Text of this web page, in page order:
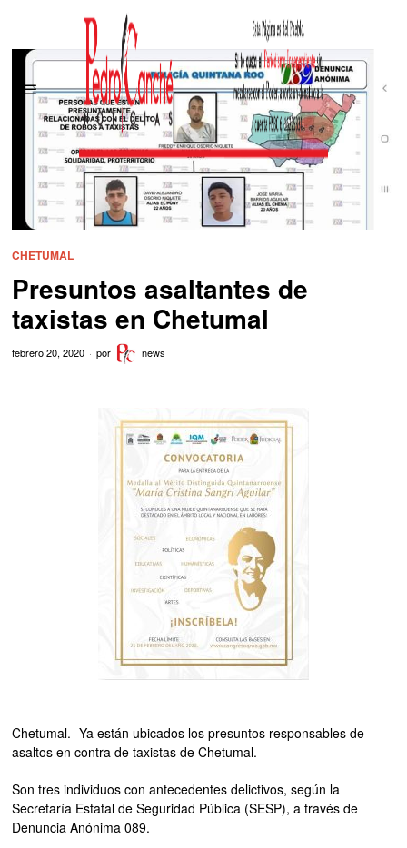
CHETUMAL
Presuntos asaltantes de
taxistas en Chetumal
febrero 20, 2020 por news
Chetumal.- Ya están ubicados los presuntos responsables de
asaltos en contra de taxistas de Chetumal.
Son tres individuos con antecedentes delictivos, según la
Secretaría Estatal de Seguridad Pública (SESP), a través de
Denuncia Anónima 089.